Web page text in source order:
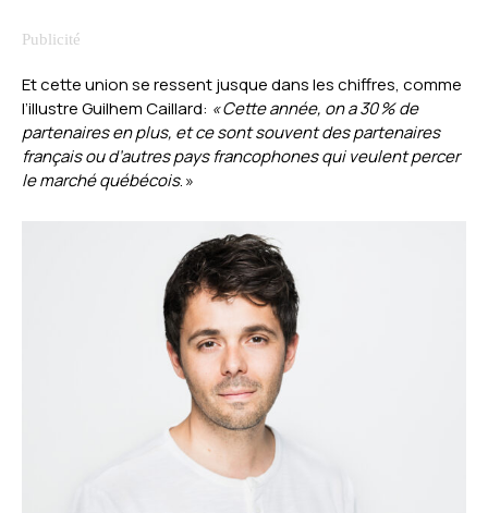
Et cette union se ressent jusque dans les chiffres, comme
l’illustre Guilhem Caillard: « Cette année, on a 30 % de
partenaires en plus, et ce sont souvent des partenaires
français ou d’autres pays francophones qui veulent percer
le marché québécois. »